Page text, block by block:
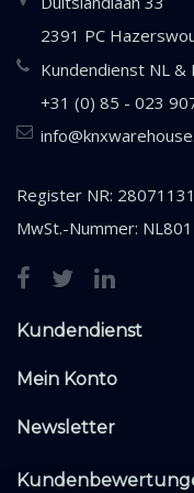
2391 PC
Kundendienst NL &
+31 (0) 85 - 023
Register NR: 28071131
MwSt.-Nummer:
Kundendienst
Mein Konto
Newsletter